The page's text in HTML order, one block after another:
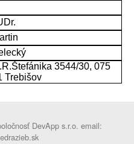
3544/30, 075
Trebišov
DevApp s.r.o. email: